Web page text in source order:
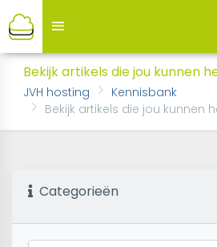
Bekijk artikels die jou kunnen
JVH hosting
Kennisbank
Bekijk artikels die jou kunnen
Categorieën